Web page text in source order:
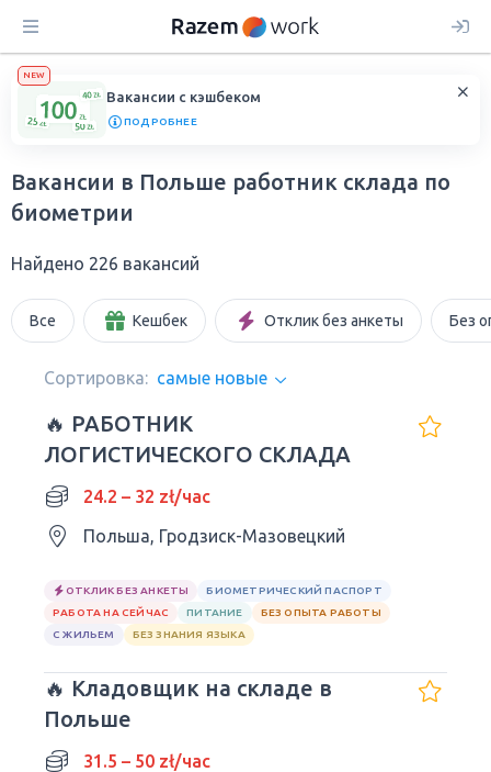
NEW
Вакансии с кэшбеком
ПОДРОБНЕЕ
Вакансии в Польше работник склада по
биометрии
Найдено 226 вакансий
Все Кешбек Отклик без анкеты Без
Сортировка: самые новые
🔥 РАБОТНИК
ЛОГИСТИЧЕСКОГО СКЛАДА
24.2 – 32 zł/час
Польша, Гродзиск-Мазовецкий
ОТКЛИК БЕЗ АНКЕТЫ
БИОМЕТРИЧЕСКИЙ ПАСПОРТ
РАБОТА НА СЕЙЧАС
ПИТАНИЕ
БЕЗ ОПЫТА РАБОТЫ
С ЖИЛЬЕМ
БЕЗ ЗНАНИЯ ЯЗЫКА
🔥 Кладовщик на складе в
Польше
31.5 – 50 zł/час